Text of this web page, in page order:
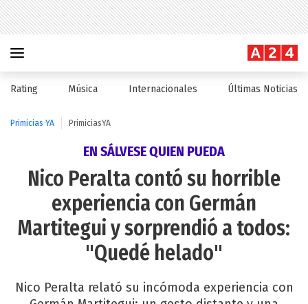
Rating Música Internacionales Últimas Noticias
Primicias YA PrimiciasYA
EN SÁLVESE QUIEN PUEDA
Nico Peralta contó su horrible
experiencia con Germán
Martitegui y sorprendió a todos:
"Quedé helado"
Nico Peralta relató su incómoda experiencia con